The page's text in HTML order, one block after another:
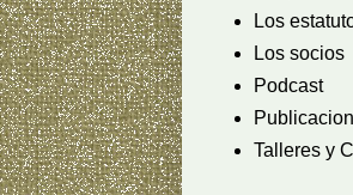
Los
Los socios
Podcast
Talleres y